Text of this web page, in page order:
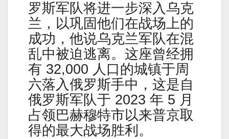
罗斯军队将进一步深入乌克
兰，以巩固他们在战场上的
成功，他说乌克兰军队在混
乱中被迫逃离。这座曾经拥
有 32,000 人口的城镇于周
六落入​​俄罗斯手中，这是自
俄罗斯军队于 2023 年 5 月
占领巴赫穆特市以来普京取
得的最大战场胜利。